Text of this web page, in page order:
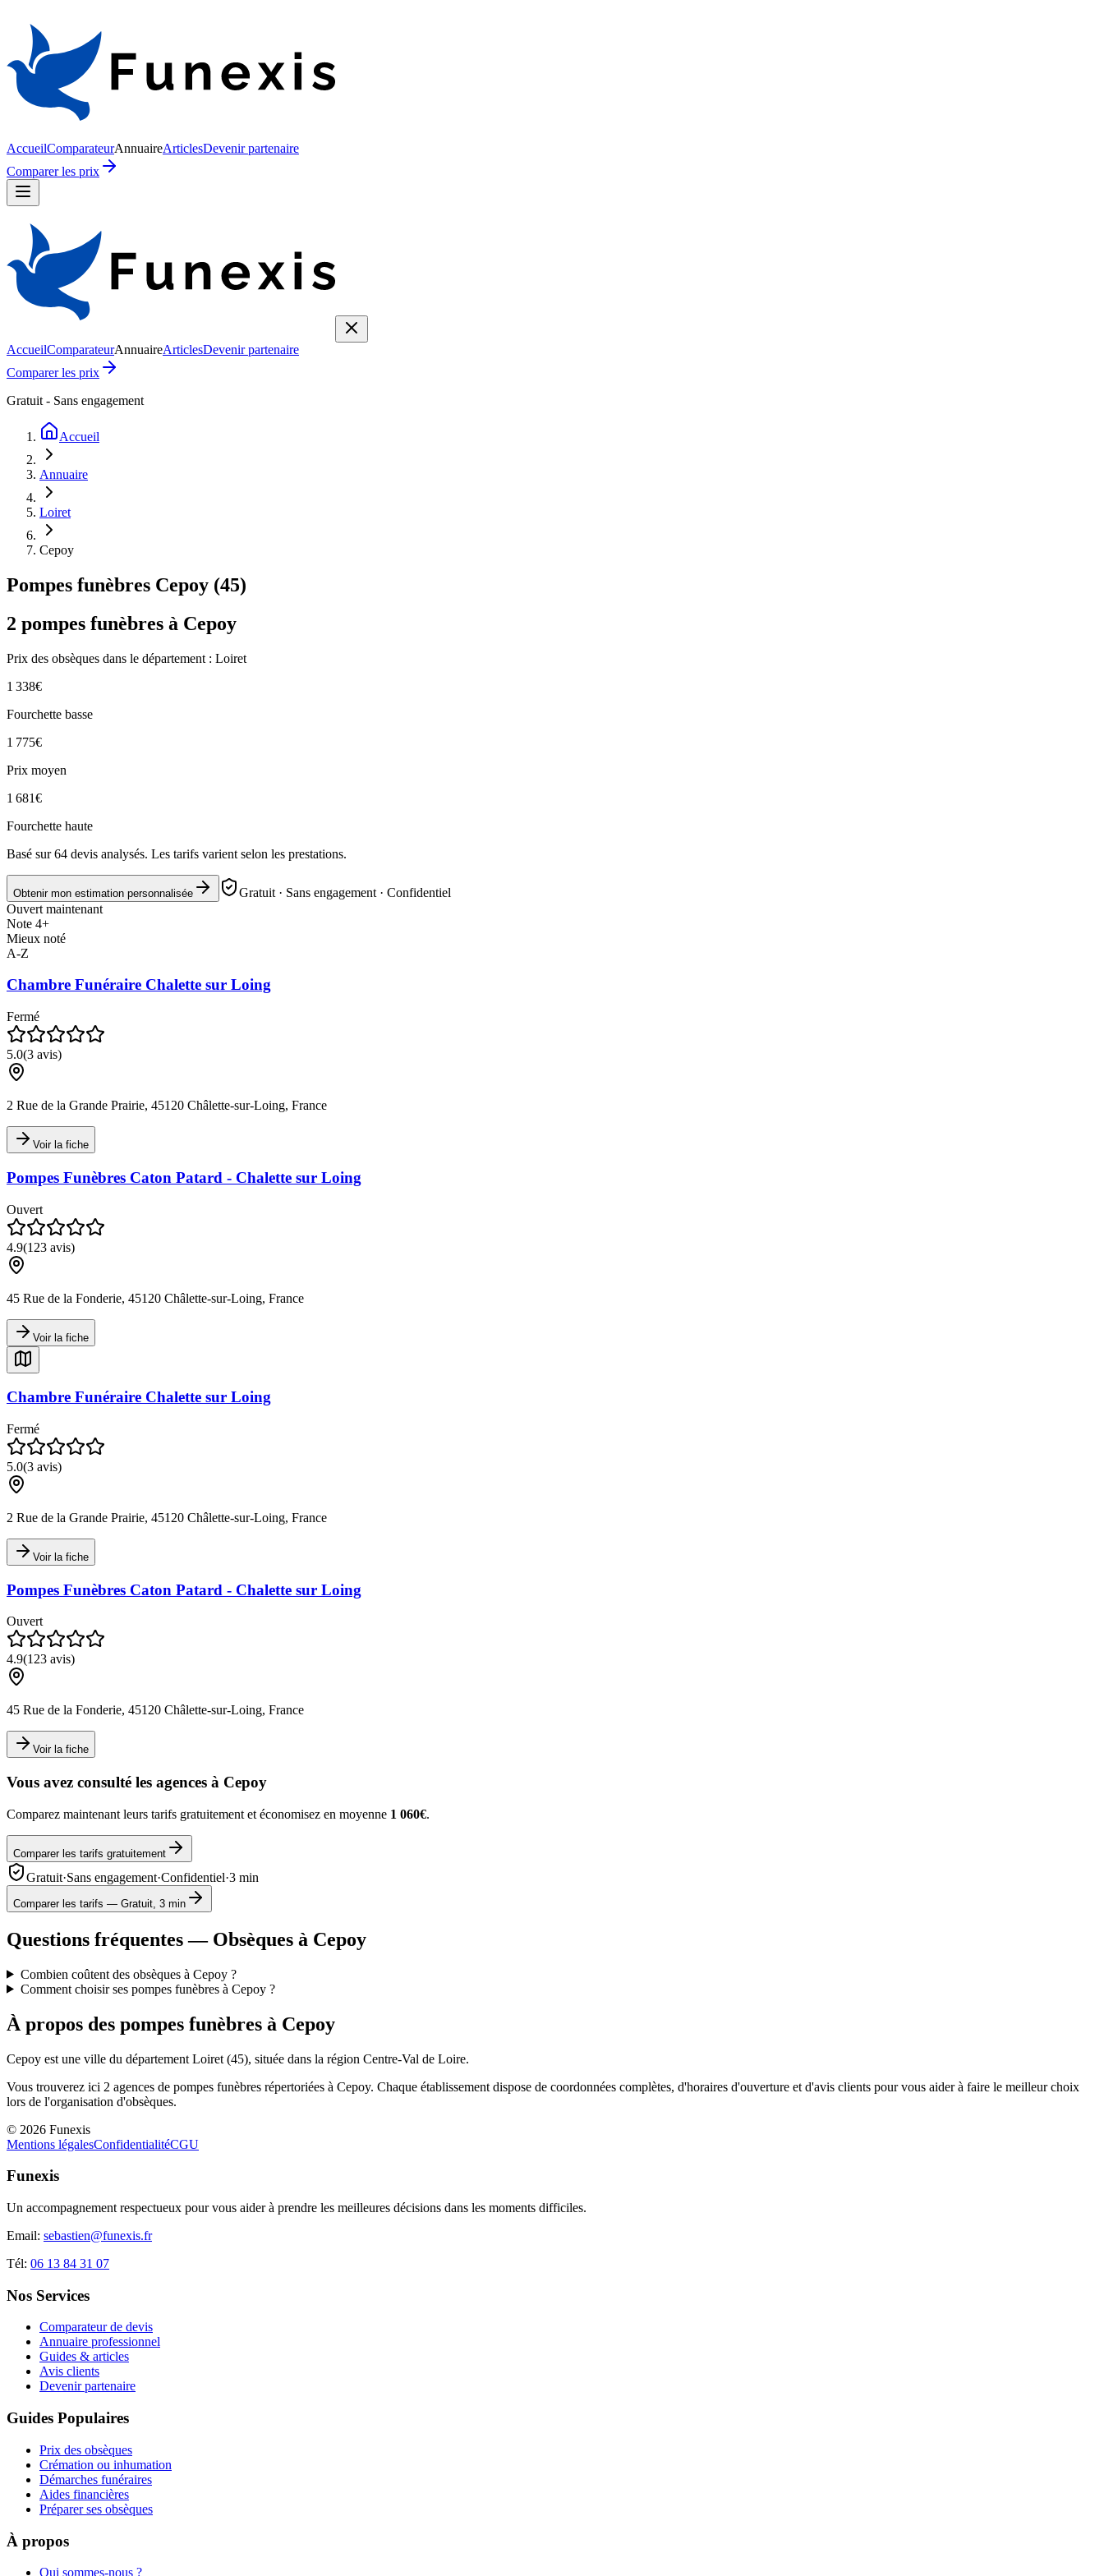
AccueilComparateurAnnuaireArticlesDevenir partenaire
Comparer les prix
AccueilComparateurAnnuaireArticlesDevenir partenaire
Comparer les prix
Gratuit - Sans engagement
Accueil
Annuaire
Loiret
Cepoy
Pompes funèbres Cepoy (45)
2 pompes funèbres à Cepoy
Prix des obsèques dans le département : Loiret
1 338€
Fourchette basse
1 775€
Prix moyen
1 681€
Fourchette haute
Basé sur64 devis analysés. Les tarifs varient selon les prestations.
Obtenir mon estimation personnalisée
Gratuit · Sans engagement · Confidentiel
Ouvert maintenant
Note 4+
Mieux noté
A-Z
Chambre Funéraire Chalette sur Loing
Fermé
5.0(3 avis)
2 Rue de la Grande Prairie, 45120 Châlette-sur-Loing, France
Voir la fiche
Pompes Funèbres Caton Patard - Chalette sur Loing
Ouvert
4.9(123 avis)
45 Rue de la Fonderie, 45120 Châlette-sur-Loing, France
Voir la fiche
Chambre Funéraire Chalette sur Loing
Fermé
5.0(3 avis)
2 Rue de la Grande Prairie, 45120 Châlette-sur-Loing, France
Voir la fiche
Pompes Funèbres Caton Patard - Chalette sur Loing
Ouvert
4.9(123 avis)
45 Rue de la Fonderie, 45120 Châlette-sur-Loing, France
Voir la fiche
Vous avez consulté les agences à Cepoy
Comparez maintenant leurs tarifs gratuitement et économisez en moyenne 1 060€.
Comparer les tarifs gratuitement
Gratuit·Sans engagement·Confidentiel·3 min
Comparer les tarifs — Gratuit, 3 min
Questions fréquentes — Obsèques à Cepoy
Combien coûtent des obsèques à Cepoy ?
Comment choisir ses pompes funèbres à Cepoy ?
À propos des pompes funèbres à Cepoy
Cepoy est une ville du département Loiret (45), située dans la région Centre-Val de Loire.
Vous trouverez ici 2 agences de pompes funèbres répertoriées à Cepoy. Chaque établissement dispose de coordonnées complètes, d'horaires d'ouverture et d'avis clients pour vous aider à faire le meilleur choix
lors de l'organisation d'obsèques.
© 2026 Funexis
Mentions légalesConfidentialitéCGU
Funexis
Un accompagnement respectueux pour vous aider à prendre les meilleures décisions dans les moments difficiles.
Email: sebastien@funexis.fr
Tél: 06 13 84 31 07
Nos Services
Comparateur de devis
Annuaire professionnel
Guides & articles
Avis clients
Devenir partenaire
Guides Populaires
Prix des obsèques
Crémation ou inhumation
Démarches funéraires
Aides financières
Préparer ses obsèques
À propos
Qui sommes-nous ?